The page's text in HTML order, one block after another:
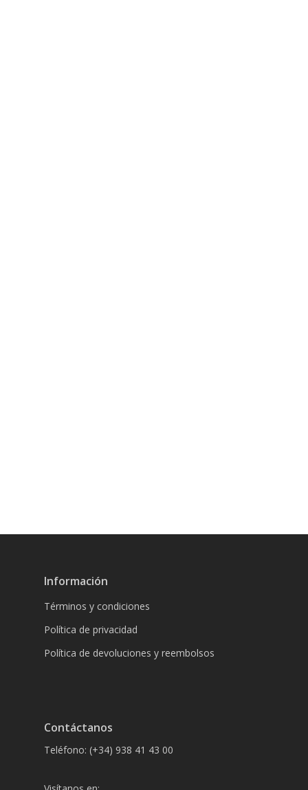
Información
Términos y condiciones
Política de privacidad
Política de devoluciones y reembolsos
Contáctanos
Teléfono: (+34) 938 41 43 00